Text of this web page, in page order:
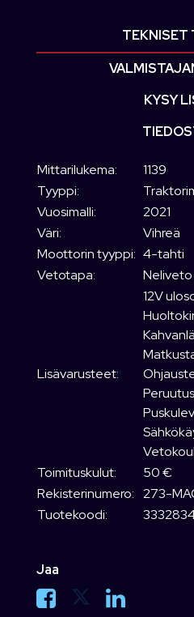
TEKNISET
KYSY
Mittarilukema:
1139
Tyyppi:
Vuosimalli:
2021
Väri:
Vihreä
Moottorin tyyppi: 4-tahti
Vetotapa:
Neliveto
Lisävarusteet:
12V
Toimituskulut:
50 €
Rekisterinumero: 273-
Tuotekoodi:
Jaa